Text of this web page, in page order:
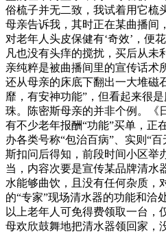
俗梳子并无二致，我试着用它梳
母亲告诉我，其时正在某曲播间
对老年人头皮保健有‘奇效’，便
凡也没有头痒的搅扰，买后从未
亲纯粹是被曲播间里的宣传话术
还从母亲的床底下翻出一大堆磁
靡，有安神功能”，但看起来很
珠。陈密斯母亲的并非个例。《
有不少老年报酬“功能”买单，正
办各类号称“包治百病”、实则“
斯扣问后得知，前段时间小区举
当，内容次要是宣传某品牌清水
水能够曲饮，且没有任何杂质，
的“专家”现场清水器的功能和洽
以上老年人可免得费领取一台，
母欢欣鼓舞地把清水器领回家，